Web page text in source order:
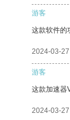
游客
这款软件的
2024-03-27
游客
这款加速器
2024-03-27